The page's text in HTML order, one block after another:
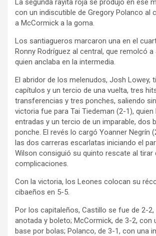
La segunda rayita roja se produjo en ese
con un indiscutible de Gregory Polanco al
a McCormick a la goma.
Los santiagueros marcaron una en el
Ronny Rodríguez al central, que remolcó
quien anclaba en la intermedia.
El abridor de los melenudos, Josh Lowey,
capítulos y un tercio de una vuelta, tres
transferencias y tres ponches, saliendo
victoria fue para Tai Tiedeman (2-1),
entradas y un tercio de un imparable, dos
ponche. El revés lo cargó Yoanner Negrín
las dos carreras escarlatas iniciando el
Wilson consiguió su quinto rescate al tirar
complicaciones.
Con la victoria, los Leones colocan su
cibaeños en 5-5.
Por los capitaleños, Castillo se fue de 2-2,
anotada y boleto; McCormick, de 3-2, con
base por bolas; Polanco, de 3-1, con una